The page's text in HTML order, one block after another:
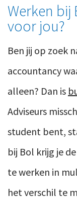
Werken bij
voor jou?
Ben jij op zoek
accountancy
alleen? Dan is
Adviseurs
student bent,
bij Bol krijg je
te werken in
het verschil te